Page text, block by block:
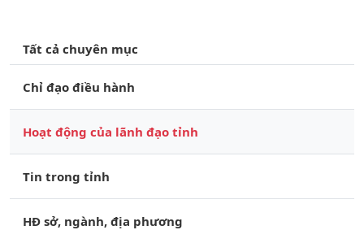
Tất cả chuyên mục
Chỉ đạo điều hành
Hoạt động của lãnh đạo tỉnh
Tin trong tỉnh
HĐ sở, ngành, địa phương